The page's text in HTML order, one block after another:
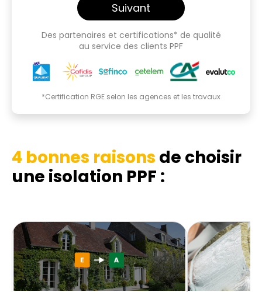
Suivant
Des partenaires et certifications* de qualité
au service des clients PPF
*Certification RGE selon les agences et les travaux
4 bonnes raisons de choisir
une isolation PPF :